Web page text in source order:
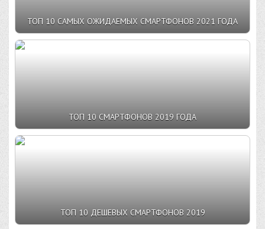
ТОП 10 САМЫХ ОЖИДАЕМЫХ СМАРТФОНОВ 2021 ГОДА
ТОП 10 СМАРТФОНОВ 2019 ГОДА
ТОП 10 ДЕШЕВЫХ СМАРТФОНОВ 2019